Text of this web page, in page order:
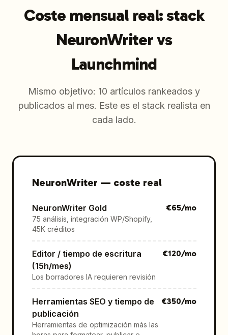
Coste mensual real: stack
NeuronWriter vs
Launchmind
Mismo objetivo: 10 artículos rankeados y
publicados al mes. Este es el stack realista en
cada lado.
NeuronWriter — coste real
NeuronWriter Gold
75 análisis, integración WP/Shopify,
45K créditos
€65/mo
Editor / tiempo de escritura
(15h/mes)
Los borradores IA requieren revisión
€120/mo
Herramientas SEO y tiempo de
publicación
Herramientas de optimización más las
€350/mo